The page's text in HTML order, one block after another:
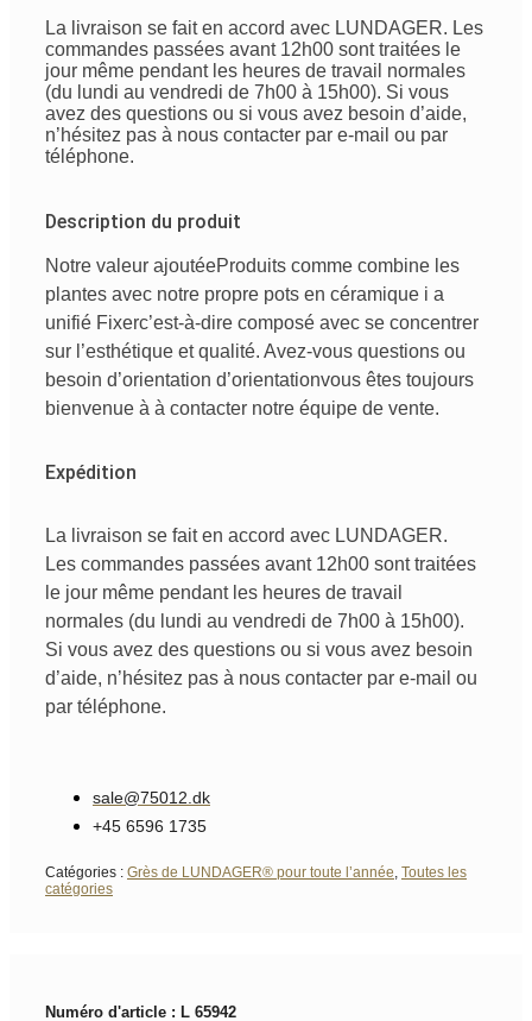
La livraison se fait en accord avec LUNDAGER. Les
commandes passées avant 12h00 sont traitées le
jour même pendant les heures de travail normales
(du lundi au vendredi de 7h00 à 15h00). Si vous
avez des questions ou si vous avez besoin d’aide,
n’hésitez pas à nous contacter par e-mail ou par
téléphone.
Description du produit
Notre valeur ajoutéeProduits comme combine les
plantes avec notre propre pots en céramique i a
unifié Fixerc’est-à-dire composé avec se concentrer
sur l’esthétique et qualité. Avez-vous questions ou
besoin d’orientation d’orientationvous êtes toujours
bienvenue à à contacter notre équipe de vente.
Expédition
La livraison se fait en accord avec LUNDAGER.
Les commandes passées avant 12h00 sont traitées
le jour même pendant les heures de travail
normales (du lundi au vendredi de 7h00 à 15h00).
Si vous avez des questions ou si vous avez besoin
d’aide, n’hésitez pas à nous contacter par e-mail ou
par téléphone.
sale@75012.dk
+45 6596 1735
Catégories : Grès de LUNDAGER® pour toute l’année Toutes les
catégories
Numéro d'article : L 65942